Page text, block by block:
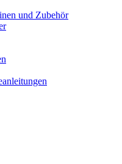
und Zubehör